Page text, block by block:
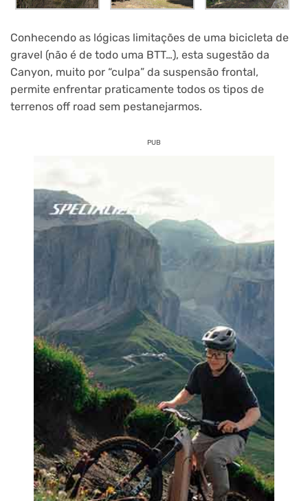
Conhecendo as lógicas limitações de uma bicicleta de
gravel (não é de todo uma BTT…), esta sugestão da
Canyon, muito por “culpa” da suspensão frontal,
permite enfrentar praticamente todos os tipos de
terrenos off road sem pestanejarmos.
PUB